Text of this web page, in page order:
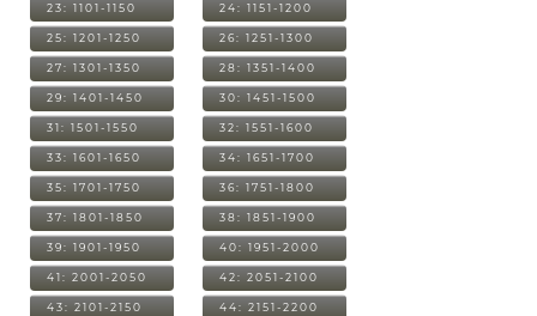
23: 1101-1150 24: 1151-1200
25: 1201-1250 26: 1251-1300
27: 1301-1350 28: 1351-1400
29: 1401-1450 30: 1451-1500
31: 1501-1550 32: 1551-1600
33: 1601-1650 34: 1651-1700
35: 1701-1750 36: 1751-1800
37: 1801-1850 38: 1851-1900
39: 1901-1950 40: 1951-2000
41: 2001-2050 42: 2051-2100
43: 2101-2150 44: 2151-2200